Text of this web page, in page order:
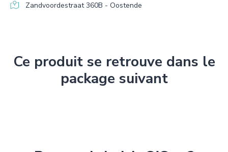
Zandvoordestraat 360B - Oostende
Ce produit se retrouve dans le
package suivant